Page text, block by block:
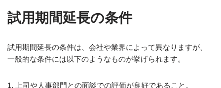
試用期間延長の条件
試用期間延長の条件は、会社や業界によって異なりますが、
一般的な条件には以下のようなものが挙げられます。
1. 上司や人事部門との面談での評価が良好であること。